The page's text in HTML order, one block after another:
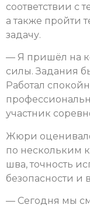
соответствии с
а также пройти
задачу.
— Я пришёл на
силы. Задания
Работал
участник
Жюри
по нескольким
шва, точность
безопасности и
— Сегодня мы